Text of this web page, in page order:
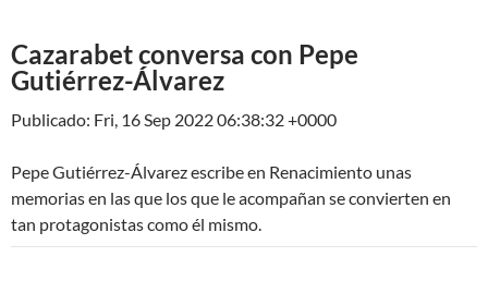
Cazarabet conversa con Pepe
Gutiérrez-Álvarez
Publicado: Fri, 16 Sep 2022 06:38:32 +0000
Pepe Gutiérrez-Álvarez escribe en Renacimiento unas
memorias en las que los que le acompañan se convierten en
tan protagonistas como él mismo.